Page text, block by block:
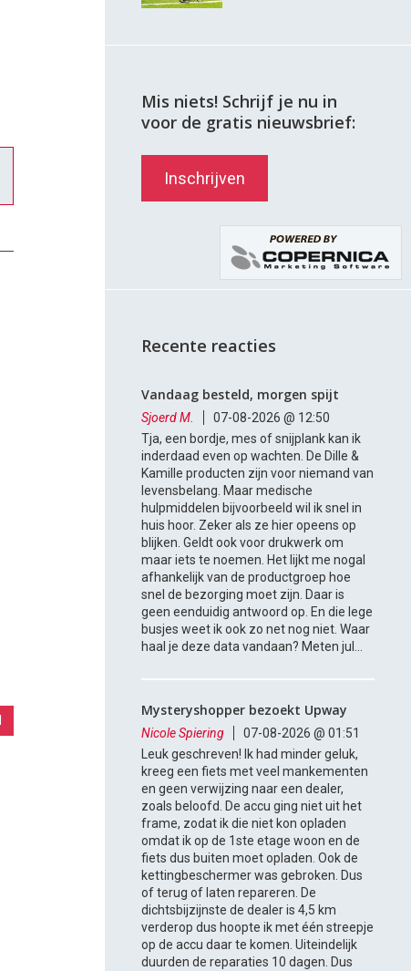
Mis niets! Schrijf je nu in
voor de gratis nieuwsbrief:
Inschrijven
Recente reacties
Vandaag besteld, morgen spijt
Sjoerd M.
07-08-2026 @ 12:50
Tja, een bordje, mes of snijplank kan ik
inderdaad even op wachten. De Dille &
Kamille producten zijn voor niemand van
levensbelang. Maar medische
hulpmiddelen bijvoorbeeld wil ik snel in
huis hoor. Zeker als ze hier opeens op
blijken. Geldt ook voor drukwerk om
maar iets te noemen. Het lijkt me nogal
afhankelijk van de productgroep hoe
snel de bezorging moet zijn. Daar is
geen eenduidig antwoord op. En die lege
busjes weet ik ook zo net nog niet. Waar
haal je deze data vandaan? Meten jul...
Mysteryshopper bezoekt Upway
Nicole Spiering
07-08-2026 @ 01:51
Leuk geschreven! Ik had minder geluk,
kreeg een fiets met veel mankementen
en geen verwijzing naar een dealer,
zoals beloofd. De accu ging niet uit het
frame, zodat ik die niet kon opladen
omdat ik op de 1ste etage woon en de
fiets dus buiten moet opladen. Ook de
kettingbeschermer was gebroken. Dus
of terug of laten repareren. De
dichtsbijzijnste de dealer is 4,5 km
verderop dus hoopte ik met één streepje
op de accu daar te komen. Uiteindelijk
duurden de reparaties 10 dagen. Dus